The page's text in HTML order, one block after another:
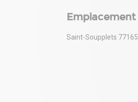
Emplacement
Saint-Soupplets 77165